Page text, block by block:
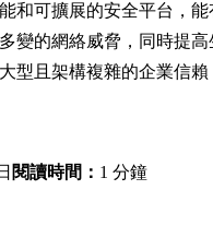
和可擴展的安全平台，
變的網絡威脅，同時提
型且架構複雜的企業信賴
閱讀時間： 1 分鐘